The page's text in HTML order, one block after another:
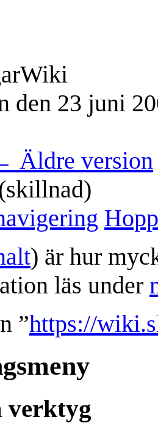
den 23 juni
Äldre version
) är hur
läs under
”https://
verktyg